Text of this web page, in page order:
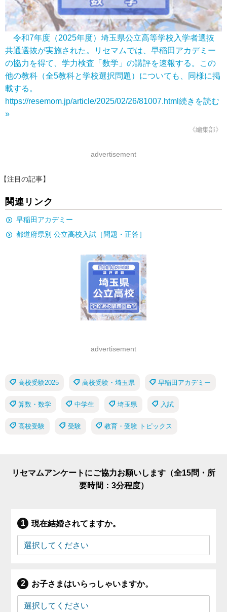
令和7年度（2025年度）埼玉県公立高等学校入学者選抜
共通選抜が実施された。リセマムでは、早稲田アカデミー
の協力を得て、学力検査「数学」の講評を速報する。この
他の教科（全5教科と学校選択問題）についても、同様に掲
載する。
https://resemom.jp/article/2025/02/26/81007.html 続きを読む
»
《編集部》
advertisement
【注目の記事】
関連リンク
早稲田アカデミー
都道府県別 公立高校入試［問題・正答］
advertisement
高校受験2025 高校受験・埼玉県 早稲田アカデミー
算数・数学 中学生 埼玉県 入試
高校受験 受験 教育・受験 トピックス
リセマムアンケートにご協力お願いします（全15問・所
要時間：3分程度）
現在結婚されてますか。
お子さまはいらっしゃいますか。